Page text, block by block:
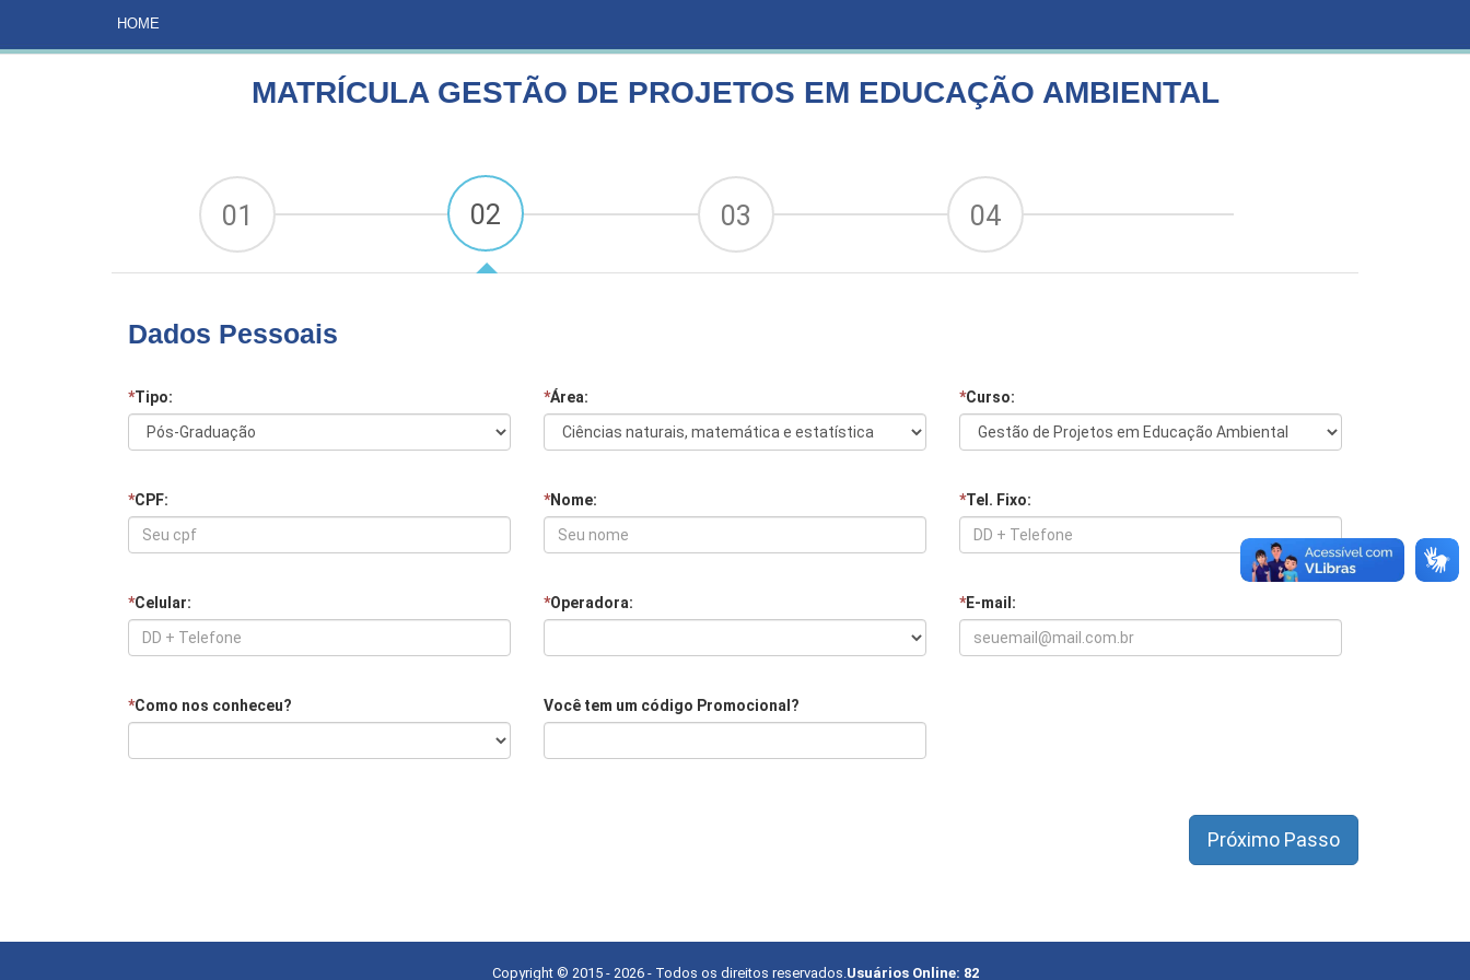
HOME
HOME
MATRÍCULA GESTÃO DE PROJETOS EM EDUCAÇÃO AMBIENTAL
01 02 03 04
Dados Pessoais
*Tipo: *Área: *Curso:
*CPF: *Nome: *Tel. Fixo:
*Celular: *Operadora: *E-mail:
*Como nos conheceu? Você tem um código Promocional?
Copyright © 2015 - 2026- Todos os direitos reservados.Usuários Online: 82